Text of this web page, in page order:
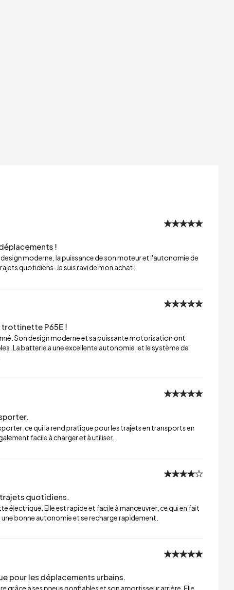
!
moderne, la puissance de son moteur et l'autonomie de
quotidiens. Je suis ravi de mon achat !
trottinette P65E !
Son design moderne et sa puissante motorisation ont
La batterie a une excellente autonomie, et le système de
ce qui la rend pratique pour les trajets en transports en
facile à charger et à utiliser.
quotidiens.
électrique. Elle est rapide et facile à manœuvrer, ce qui en fait
bonne autonomie et se recharge rapidement.
pour les déplacements urbains.
à ses pneus gonflables et son amortisseur arrière. Elle